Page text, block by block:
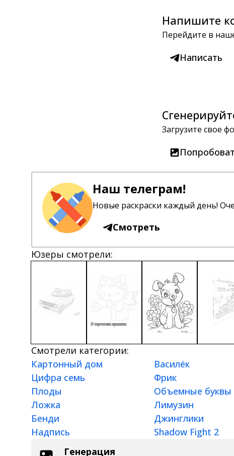
Напишите
Перейдите в
Написать
Загрузите свое
Наш телеграм!
Новые раскраски каждый день!
Смотреть
Юзеры смотрели:
Смотрели категории:
Картонный дом
Василёк
Цифра семь
Фрик
Плоды
Объемные буквы
Ложка
Лимузин
Бенди
Джинглики
Надпись
Shadow Fight 2
Генерация